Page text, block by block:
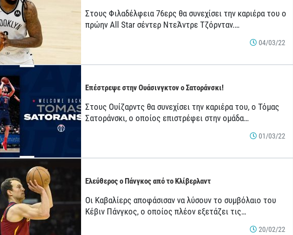
Στους Φιλαδέλφεια 76ερς θα συνεχίσει την καριέρα του ο
πρώην All Star σέντερ ΝτεΆντρε Τζόρνταν.…
04/03/22
Επέστρεψε στην Ουάσινγκτον ο Σατοράνσκι!
Στους Ουίζαρντς θα συνεχίσει την καριέρα του, ο Τόμας
Σατοράνσκι, ο οποίος επιστρέφει στην ομάδα…
01/03/22
Ελεύθερος ο Πάνγκος από το Κλίβερλαντ
Οι Καβαλίερς αποφάσισαν να λύσουν το συμβόλαιο του
Κέβιν Πάνγκος, ο οποίος πλέον εξετάζει τις…
20/02/22